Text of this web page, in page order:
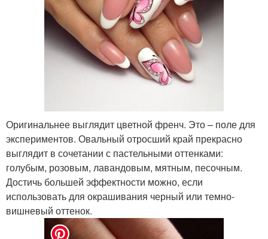
Оригинальнее выглядит цветной френч. Это – поле для
экспериментов. Овальный отросший край прекрасно
выглядит в сочетании с пастельными оттенками:
голубым, розовым, лавандовым, мятным, песочным.
Достичь большей эффектности можно, если
использовать для окрашивания черный или темно-
вишневый оттенок.